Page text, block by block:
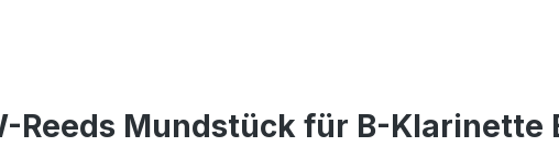
Reeds Mundstück für B-Klarinette